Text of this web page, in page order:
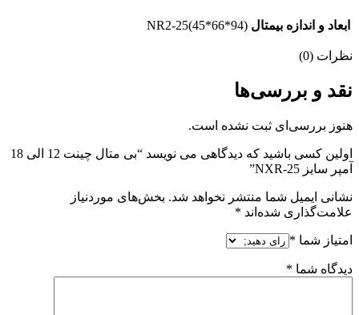
ابعاد و اندازه بیمتال NR2-25(45*66*94)
نظرات (0)
نقد و بررسی‌ها
هنوز بررسی‌ای ثبت نشده است.
اولین کسی باشید که دیدگاهی می نویسد “بی متال چینت 12 الی 18
آمپر سایز NXR-25”
نشانی ایمیل شما منتشر نخواهد شد. بخش‌های موردنیاز
علامت‌گذاری شده‌اند *
امتیاز شما *
دیدگاه شما *